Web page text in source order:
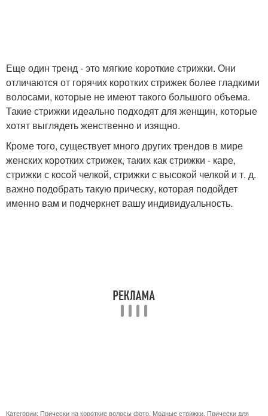
Еще один тренд - это мягкие короткие стрижки. Они
отличаются от горячих коротких стрижек более гладкими
волосами, которые не имеют такого большого объема.
Такие стрижки идеально подходят для женщин, которые
хотят выглядеть женственно и изящно.
Кроме того, существует много других трендов в мире
женских коротких стрижек, таких как стрижки - каре,
стрижки с косой челкой, стрижки с высокой челкой и т. д.
важно подобрать такую прическу, которая подойдет
именно вам и подчеркнет вашу индивидуальность.
Категории: Прически на короткие волосы фото Модные стрижки Прически для